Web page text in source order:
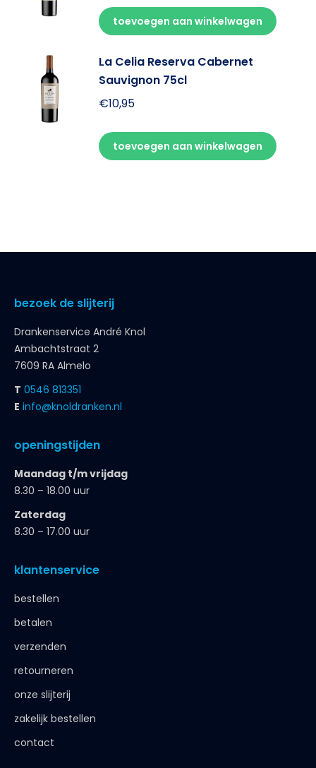
toevoegen aan winkelwagen
La Celia Reserva Cabernet
Sauvignon 75cl
€10,95
toevoegen aan winkelwagen
bezoek de slijterij
Drankenservice André Knol
Ambachtstraat 2
7609 RA Almelo
T 0546 813351
E info@knoldranken.nl
openingstijden
Maandag t/m vrijdag
8.30 – 18.00 uur
Zaterdag
8.30 – 17.00 uur
klantenservice
bestellen
betalen
verzenden
retourneren
onze slijterij
zakelijk bestellen
contact